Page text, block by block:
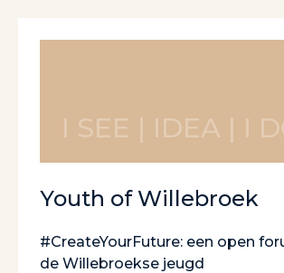
I SEE | IDEA | I
Youth of Willebroek
#CreateYourFuture: een open
de Willebroekse jeugd